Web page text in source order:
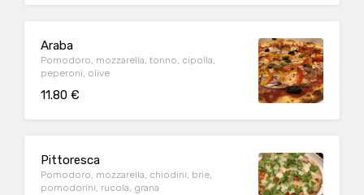
Araba
Pomodoro, mozzarella, tonno, cipolla,
peperoni, olive
11.80 €
Pittoresca
Pomodoro, mozzarella, chiodini, brie,
pomodorini, rucola, grana